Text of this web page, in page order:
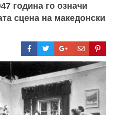
година го означи
сцена на македонски